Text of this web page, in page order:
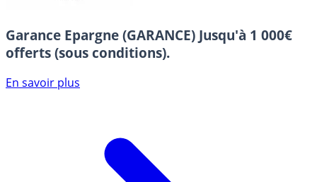
Garance Epargne (GARANCE) Jusqu'à 1 000€
offerts (sous conditions).
En savoir plus